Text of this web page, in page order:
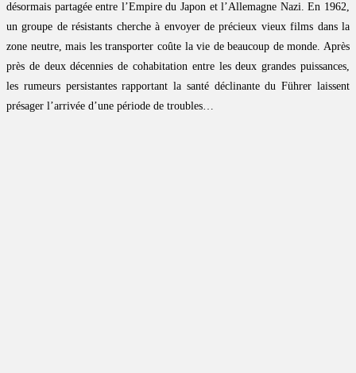
désormais partagée entre l’Empire du Japon et l’Allemagne Nazi. En 1962,
un groupe de résistants cherche à envoyer de précieux vieux films dans la
zone neutre, mais les transporter coûte la vie de beaucoup de monde. Après
près de deux décennies de cohabitation entre les deux grandes puissances,
les rumeurs persistantes rapportant la santé déclinante du Führer laissent
présager l’arrivée d’une période de troubles…